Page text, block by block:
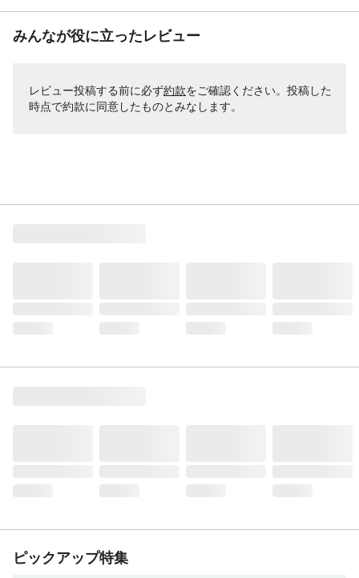
みんなが役に立ったレビュー
レビュー投稿する前に必ず約款をご確認ください。投稿した
時点で約款に同意したものとみなします。
ピックアップ特集